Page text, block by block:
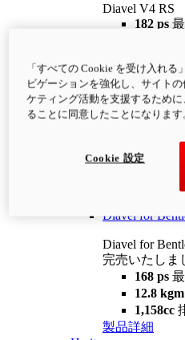
Diavel V4 RS
182 ps
¥4,400,000 i
コンフィギュ
newV4 RS 100
12.2 kgm
Diavel for
Diavel for
完売いたしま
168 ps
12.8 kgm
1,158cc
製品詳細
「すべての Cookie を受け入れ
ビゲーションを強化し、サイト
ケティング活動を支援するため
ることに同意したことになります
Cookie 設定